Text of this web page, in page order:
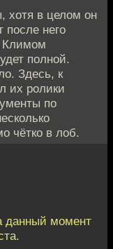
хотя в целом он
него
Климом
полной.
Здесь, к
их ролики
по
чётко в лоб.
данный момент